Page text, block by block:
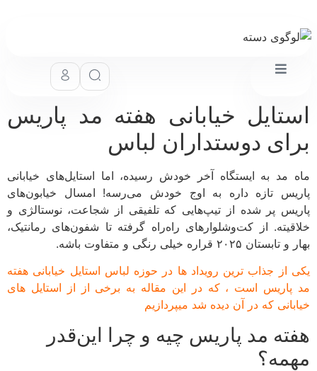
استایل خیابانی هفته مد پاریس
برای دوستداران لباس
ماه مد به ایستگاه آخر خودش رسیده، اما استایل‌های خیابانی
پاریس تازه داره به اوج خودش می‌رسه! امسال خیابون‌های
پاریس پر شده از تیپ‌هایی که تلفیقی از شجاعت، نوستالژی و
خلاقیته. از کت‌و‌شلوارهای راه‌راه گرفته تا شفون‌های رمانتیک،
بهار و تابستان ۲۰۲۵ قراره خیلی رنگی و متفاوت باشه.
یکی از جذاب ترین رویداد ها در حوزه لباس استایل خیابانی هفته
مد پاریس است ، که در این مقاله به برخی از از استایل های
خیابانی که در آن دیده شد میپردازیم
هفته مد پاریس چیه و چرا این‌قدر
مهمه؟